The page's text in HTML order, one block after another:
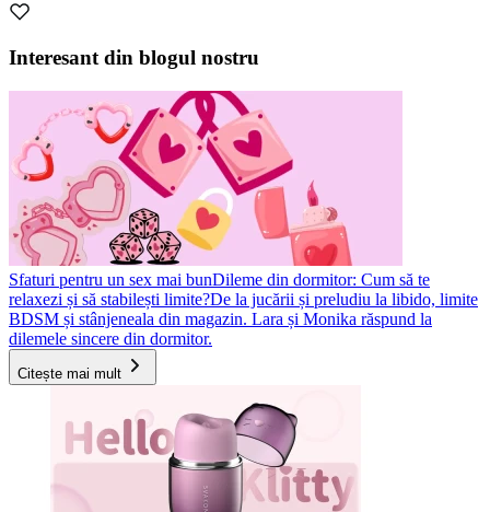
Interesant din blogul nostru
Sfaturi pentru un sex mai bunDileme din dormitor: Cum să te
relaxezi și să stabilești limite?De la jucării și preludiu la libido, limite
BDSM și stânjeneala din magazin. Lara și Monika răspund la
dilemele sincere din dormitor.
Citește mai mult